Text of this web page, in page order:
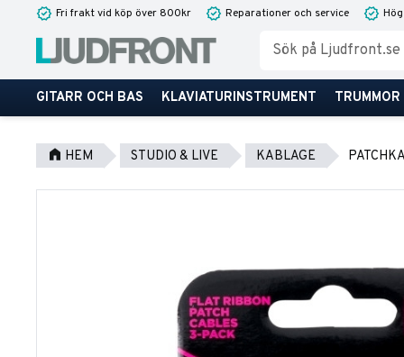
Fri frakt vid köp över 800kr Reparationer och service
GITARR OCH BAS KLAVIATURINSTRUMENT TRUMMOR
HEM STUDIO & LIVE KABLAGE